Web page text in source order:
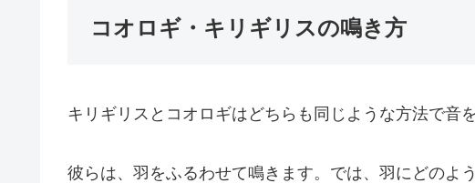
コオロギ・キリギリスの鳴き方
キリギリスとコオロギはどちらも同じような方法で音
彼らは、羽をふるわせて鳴きます。では、羽にどのよ